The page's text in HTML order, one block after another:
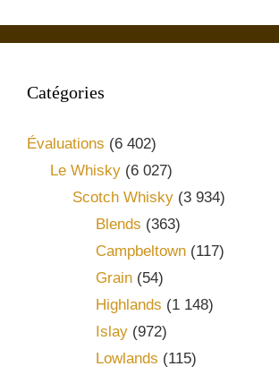
Catégories
Évaluations (6 402)
Le Whisky(6 027)
Scotch Whisky (3 934)
Blends (363)
Campbeltown(117)
Grain(54)
Highlands (1 148)
Islay(972)
Lowlands (115)